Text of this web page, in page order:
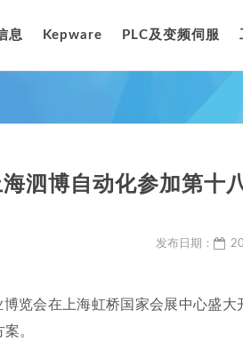
息 Kepware PLC及变频伺服
泗博自动化参加第十
发布日期：
览会在上海虹桥国家会展中心盛
。